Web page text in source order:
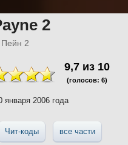
2
2
9,7 из 10
(голосов: 6)
января 2006 года
Чит-коды все части